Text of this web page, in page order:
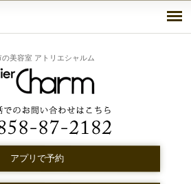
の美容室 アトリエシャルム
アプリで予約